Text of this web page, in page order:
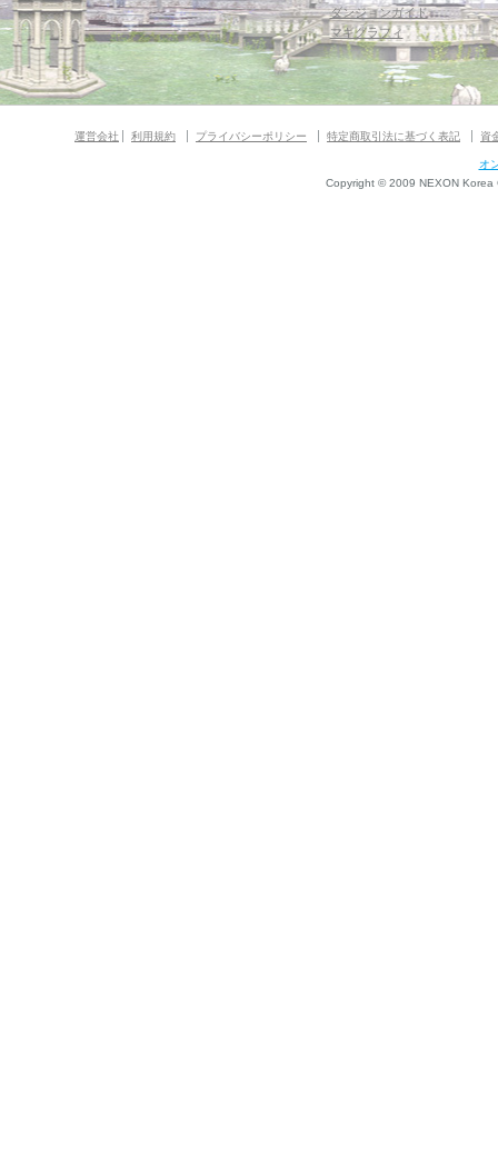
ダンジョンガイド
マギグラフィ
運営会社 利用規約 プライバシーポリシー 特定商取引法に基づく表記 資
オ
Copyright © 2009 NEXON Korea